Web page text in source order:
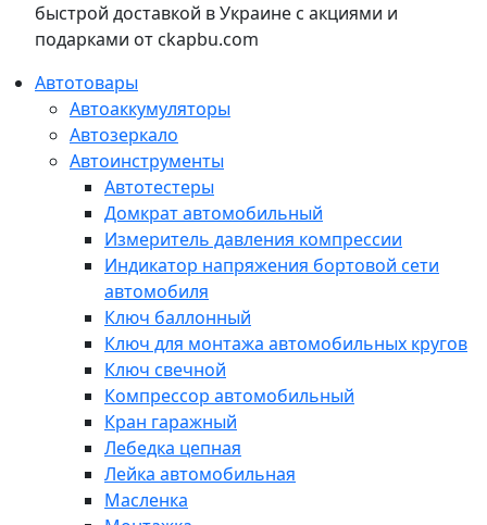
быстрой доставкой в Украине с акциями и
подарками от ckapbu.com
Автотовары
Автоаккумуляторы
Автозеркало
Автоинструменты
Автотестеры
Домкрат автомобильный
Измеритель давления компрессии
Индикатор напряжения бортовой сети
автомобиля
Ключ баллонный
Ключ для монтажа автомобильных кругов
Ключ свечной
Компрессор автомобильный
Кран гаражный
Лебедка цепная
Лейка автомобильная
Масленка